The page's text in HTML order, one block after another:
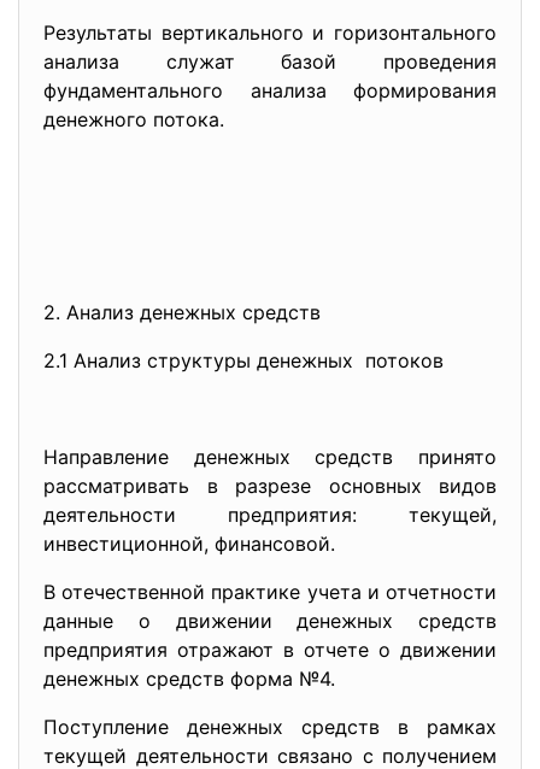
Результаты вертикального и горизонтального
анализа служат базой проведения
фундаментального анализа формирования
денежного потока.
2. Анализ денежных средств
2.1 Анализ структуры денежных потоков
Направление денежных средств принято
рассматривать в разрезе основных видов
деятельности предприятия: текущей,
инвестиционной, финансовой.
В отечественной практике учета и отчетности
данные о движении денежных средств
предприятия отражают в отчете о движении
денежных средств форма №4.
Поступление денежных средств в рамках
текущей деятельности связано с получением